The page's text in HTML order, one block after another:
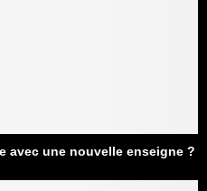
avec une nouvelle enseigne ?